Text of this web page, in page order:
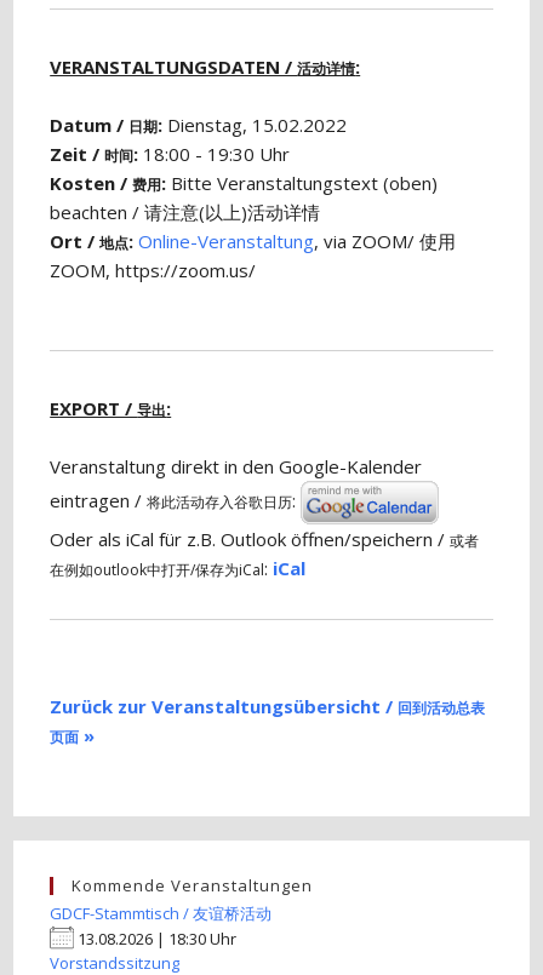
VERANSTALTUNGSDATEN /活动详情:
Datum / 日期: Dienstag, 15.02.2022
Zeit /时间: 18:00 - 19:30 Uhr
Kosten /费用: Bitte Veranstaltungstext (oben)
beachten / 请注意(以上)活动详情
Ort /地点: Online-Veranstaltung, via ZOOM/ 使用
ZOOM, https://zoom.us/
EXPORT /导出:
Veranstaltung direkt in den Google-Kalender
eintragen /将此活动存入谷歌日历:
Oder als iCal für z.B. Outlook öffnen/speichern /或者
在例如outlook中打开/保存为iCal: iCal
Zurück zur Veranstaltungsübersicht / 回到活动总表
页面 »
Kommende Veranstaltungen
GDCF-Stammtisch / 友谊桥活动
13.08.2026 | 18:30 Uhr
Vorstandssitzung